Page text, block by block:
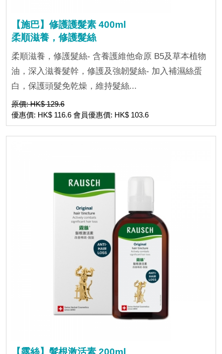
【施巴】修護護髮素 400ml
柔順滋養，修護髮絲
柔順滋養，修護髮絲- 含養護維他命原 B5及草本植物
油，深入滋養髮幹，修護及強韌髮絲- 加入補濕絲蛋
白，保護頭髮免乾燥，維持髮絲...
原價: HK$ 129.6
優惠價: HK$ 116.6 會員優惠價: HK$ 103.6
【露絲】髮根激活素 200ml